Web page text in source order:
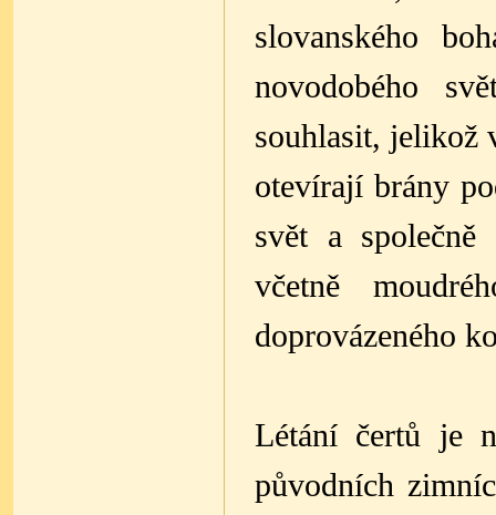
slovanského
novodobého
souhlasit, jelikož
otevírají brány
svět a
včetně
doprovázeného
Létání čertů je
původních